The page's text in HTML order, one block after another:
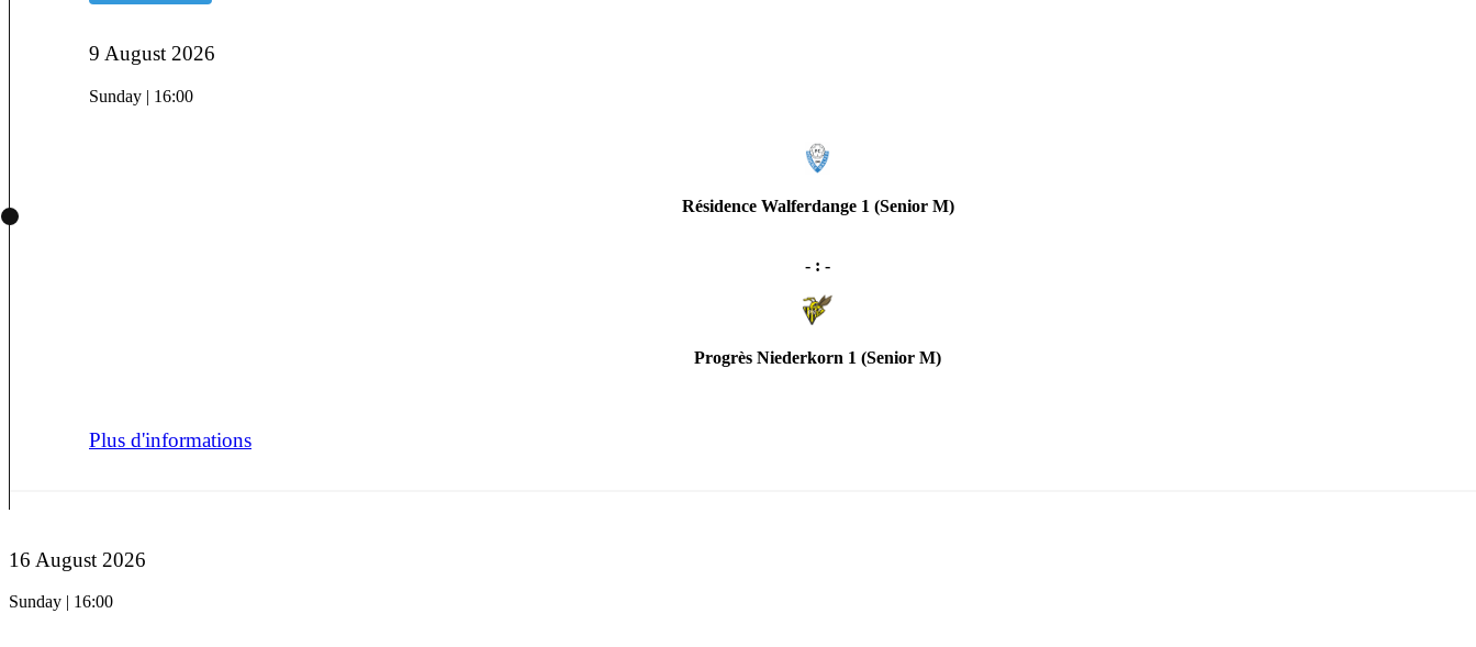
9 August 2026
Sunday | 16:00
Résidence Walferdange 1 (Senior M)
- : -
Progrès Niederkorn 1 (Senior M)
Plus d'informations
16 August 2026
Sunday | 16:00